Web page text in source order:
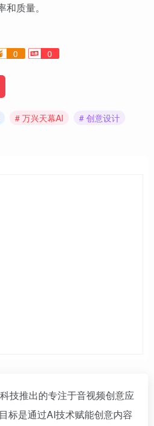
质量。
0 0
# 万兴天幕AI
# 创意设计
技推出的专注于音视频创意应
标是通过AI技术赋能创意内容